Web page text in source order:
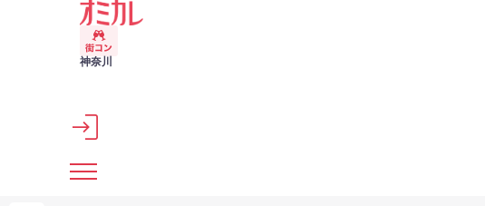
メインコンテンツへスキップ
神奈川